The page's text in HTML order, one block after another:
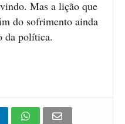
Mas a lição que
do sofrimento ainda
da política.